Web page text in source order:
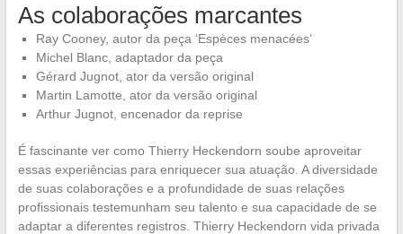
As colaborações marcantes
Ray Cooney, autor da peça ‘Espèces menacées’
Michel Blanc, adaptador da peça
Gérard Jugnot, ator da versão original
Martin Lamotte, ator da versão original
Arthur Jugnot, encenador da reprise
É fascinante ver como Thierry Heckendorn soube aproveitar
essas experiências para enriquecer sua atuação. A diversidade
de suas colaborações e a profundidade de suas relações
profissionais testemunham seu talento e sua capacidade de se
adaptar a diferentes registros. Thierry Heckendorn vida privada